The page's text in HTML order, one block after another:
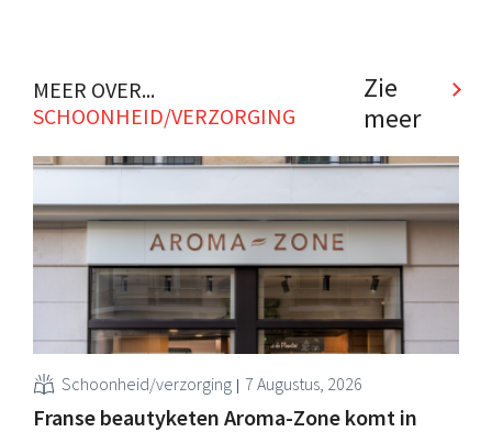
MEER OVER...
SCHOONHEID/VERZORGING
Zie
meer
Schoonheid/verzorging 7 Augustus, 2026
Franse beautyketen Aroma-Zone komt in